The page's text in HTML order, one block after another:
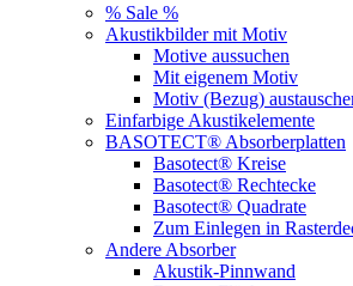
% Sale %
Akustikbilder mit Motiv
Motive aussuchen
Mit eigenem Motiv
Motiv (Bezug)
Einfarbige Akustikelemente
BASOTECT® Absorberplatten
Basotect® Kreise
Basotect® Rechtecke
Basotect® Quadrate
Zum Einlegen in
Andere Absorber
Akustik-Pinnwand